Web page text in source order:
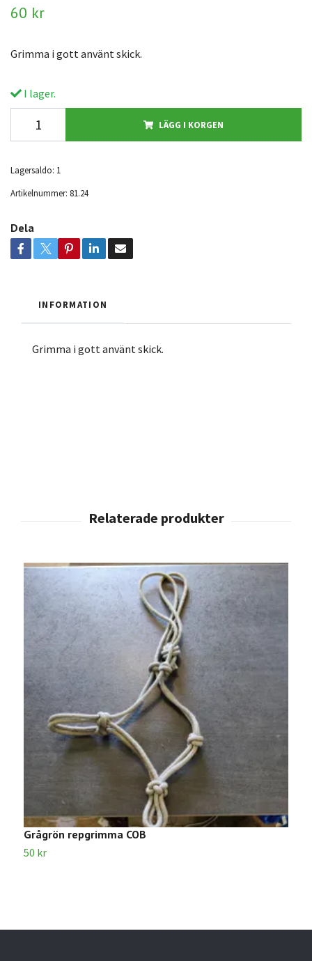
60 kr
Grimma i gott använt skick.
I lager.
LÄGG I KORGEN
Lagersaldo: 1
Artikelnummer: 81.24
Dela
INFORMATION
Grimma i gott använt skick.
Grågrön repgrimma COB
50 kr